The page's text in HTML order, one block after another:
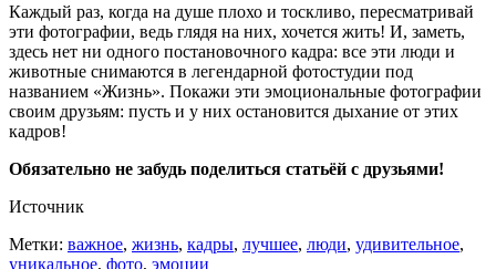
Каждый раз, когда на душе плохо и тоскливо, пересматривай
эти фотографии, ведь глядя на них, хочется жить! И, заметь,
здесь нет ни одного постановочного кадра: все эти люди и
животные снимаются в легендарной фотостудии под
названием «Жизнь». Покажи эти эмоциональные фотографии
своим друзьям: пусть и у них остановится дыхание от этих
кадров!
Обязательно не забудь поделиться статьёй с друзьями!
Источник
Метки: важное, жизнь, кадры, лучшее, люди, удивительное,
уникальное, фото, эмоции